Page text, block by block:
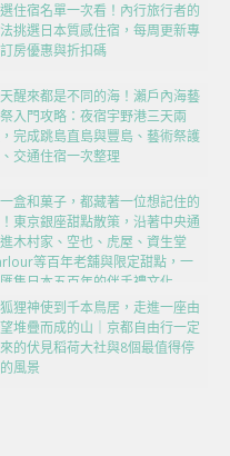
住宿名單一次看！內行旅行者的
挑選日本質感住宿，每周更新專
房優惠與折扣碼
醒來都是不同的海！瀨戶內海藝
入門攻略：夜宿宇野港三天兩
完成跳島直島與豐島、藝術祭護
交通住宿一次整理
盒和菓子，都藏著一位想記住的
東京銀座甜點散策，沿著中央通
木村家、空也、虎屋、資生堂
等百年老舖與限定甜點，一
集日本五百年的伴手禮文化
狸神使到千本鳥居，走進一座由
堆疊而成的山｜京都自由行一定
的伏見稻荷大社與8個最值得停
風景